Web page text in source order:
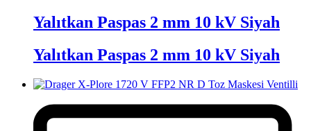
Yalıtkan Paspas 2 mm 10 kV Siyah
Yalıtkan Paspas 2 mm 10 kV Siyah